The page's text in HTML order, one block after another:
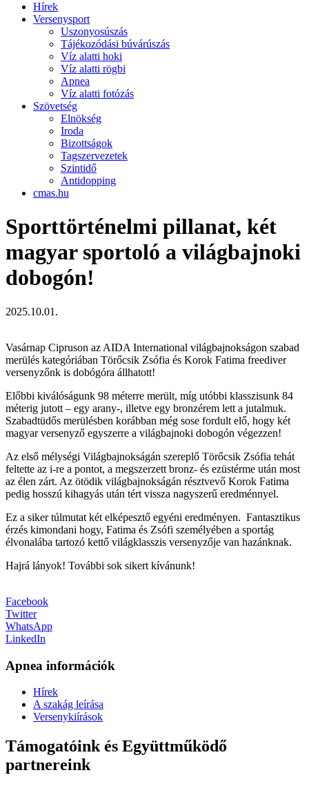
Hírek
Versenysport
Uszonyosúszás
Tájékozódási búvárúszás
Víz alatti hoki
Víz alatti rögbi
Apnea
Víz alatti fotózás
Szövetség
Elnökség
Iroda
Bizottságok
Tagszervezetek
Szintidő
Antidopping
cmas.hu
Sporttörténelmi pillanat, két
magyar sportoló a világbajnoki
dobogón!
2025.10.01.
Vasárnap Cipruson az AIDA International világbajnokságon szabad
merülés kategóriában Törőcsik Zsófia és Korok Fatima freediver
versenyzőnk is dobógóra állhatott!
Előbbi kiválóságunk 98 méterre merült, míg utóbbi klasszisunk 84
méterig jutott – egy arany-, illetve egy bronzérem lett a jutalmuk.
Szabadtüdős merülésben korábban még sose fordult elő, hogy két
magyar versenyző egyszerre a világbajnoki dobogón végezzen!
Az első mélységi Világbajnokságán szereplő Törőcsik Zsófia tehát
feltette az i-re a pontot, a megszerzett bronz- és ezüstérme után most
az élen zárt. Az ötödik világbajnokságán résztvevő Korok Fatima
pedig hosszú kihagyás után tért vissza nagyszerű eredménnyel.
Ez a siker túlmutat két elképesztő egyéni eredményen. Fantasztikus
érzés kimondani hogy, Fatima és Zsófi személyében a sportág
élvonalába tartozó kettő világklasszis versenyzője van hazánknak.
Hajrá lányok! További sok sikert kívánunk!
Facebook
Twitter
WhatsApp
LinkedIn
Apnea információk
Hírek
A szakág leírása
Versenykiírások
Támogatóink és Együttműködő
partnereink